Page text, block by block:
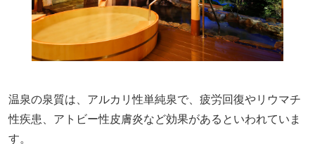
温泉の泉質は、アルカリ性単純泉で、疲労回復やリウマチ
性疾患、アトビー性皮膚炎など効果があるといわれていま
す。